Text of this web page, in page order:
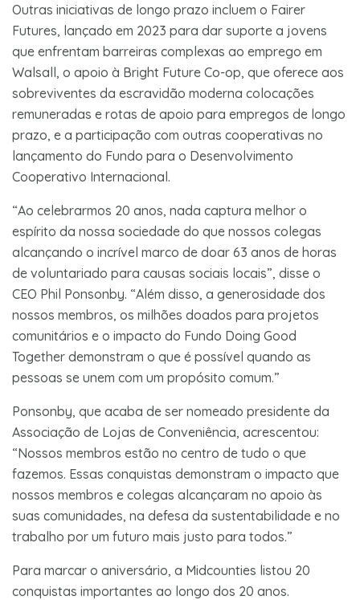
Outras iniciativas de longo prazo incluem o Fairer
Futures, lançado em 2023 para dar suporte a jovens
que enfrentam barreiras complexas ao emprego em
Walsall, o apoio à Bright Future Co-op, que oferece aos
sobreviventes da escravidão moderna colocações
remuneradas e rotas de apoio para empregos de longo
prazo, e a participação com outras cooperativas no
lançamento do Fundo para o Desenvolvimento
Cooperativo Internacional.
“Ao celebrarmos 20 anos, nada captura melhor o
espírito da nossa sociedade do que nossos colegas
alcançando o incrível marco de doar 63 anos de horas
de voluntariado para causas sociais locais”, disse o
CEO Phil Ponsonby. “Além disso, a generosidade dos
nossos membros, os milhões doados para projetos
comunitários e o impacto do Fundo Doing Good
Together demonstram o que é possível quando as
pessoas se unem com um propósito comum.”
Ponsonby, que acaba de ser nomeado presidente da
Associação de Lojas de Conveniência, acrescentou:
“Nossos membros estão no centro de tudo o que
fazemos. Essas conquistas demonstram o impacto que
nossos membros e colegas alcançaram no apoio às
suas comunidades, na defesa da sustentabilidade e no
trabalho por um futuro mais justo para todos.”
Para marcar o aniversário, a Midcounties listou 20
conquistas importantes ao longo dos 20 anos.